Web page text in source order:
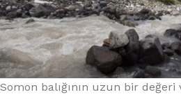
Somon balığının uzun bir değeri